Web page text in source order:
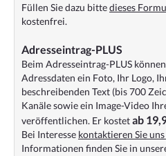
Füllen Sie dazu bittedieses
kostenfrei.
Adresseintrag-PLUS
Beim Adresseintrag-PLUS
Adressdaten ein Foto, Ihr Logo,
beschreibenden Text (bis 700
Kanäle sowie ein Image-Video
veröffentlichen. Er kostetab
Bei Interesse kontaktieren Sie
Informationen finden Sie in